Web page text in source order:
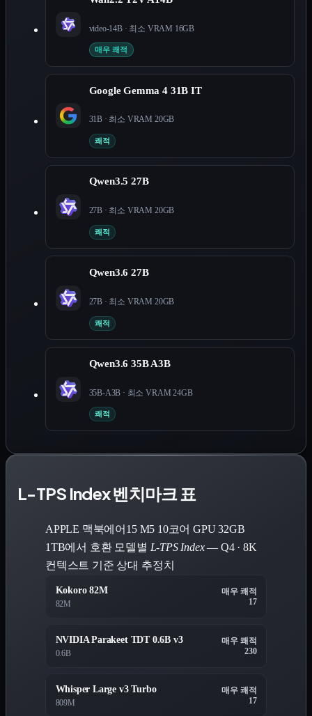
video-14B· 최소 VRAM 16GB
매우 쾌적
Google Gemma 4 31B IT
31B · 최소 VRAM 20GB
쾌적
Qwen3.5 27B
27B · 최소 VRAM 20GB
쾌적
Qwen3.6 27B
27B · 최소 VRAM 20GB
쾌적
Qwen3.6 35B A3B
35B-A3B · 최소 VRAM24GB
쾌적
L-TPS Index 벤치마크 표
APPLE 맥북에어15 M5 10코어 GPU 32GB
1TB에서 호환 모델별 L-TPS Index— Q4 · 8K
컨텍스트 기준 상대 추정치
Kokoro 82M
82M
매우 쾌적
17
NVIDIA Parakeet TDT 0.6B v3
0.6B
매우 쾌적
230
Whisper Large v3 Turbo
809M
매우 쾌적
17